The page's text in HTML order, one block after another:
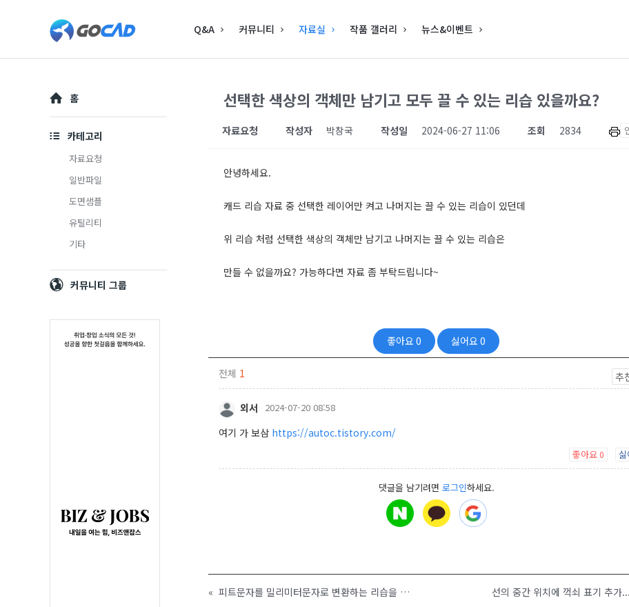
Q&A 커뮤니티 자료실 작품 갤러리 뉴스&이벤트
선택한 색상의 객체만 남기고 모두 끌 수 있는 리습 있을까요?
자료요청 작성자 박창국 작성일 2024-06-27 11:06 조회 2834
안녕하세요.
캐드 리습 자료 중 선택한 레이어만 켜고 나머지는 끌 수 있는 리습이 있던데
위 리습 처럼 선택한 색상의 객체만 남기고 나머지는 끌 수 있는 리습은
만들 수 없을까요? 가능하다면 자료 좀 부탁드립니다~
좋아요 0 싫어요0
전체 1
외서 2024-07-20 08:58
여기 가 보삼 https://autoc.tistory.com/
좋아요 0
댓글을 남기려면 로그인하세요.
« 피트문자를 밀리미터문자로 변환하는 리습을 구할 수 있을까요? 선의 중간 위치에 꺽쇠 표기 추가
홈
카테고리
자료요청
일반파일
도면샘플
유틸리티
기타
커뮤니티 그룹